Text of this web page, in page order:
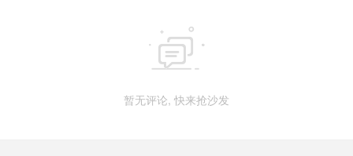

暂无评论, 快来抢沙发